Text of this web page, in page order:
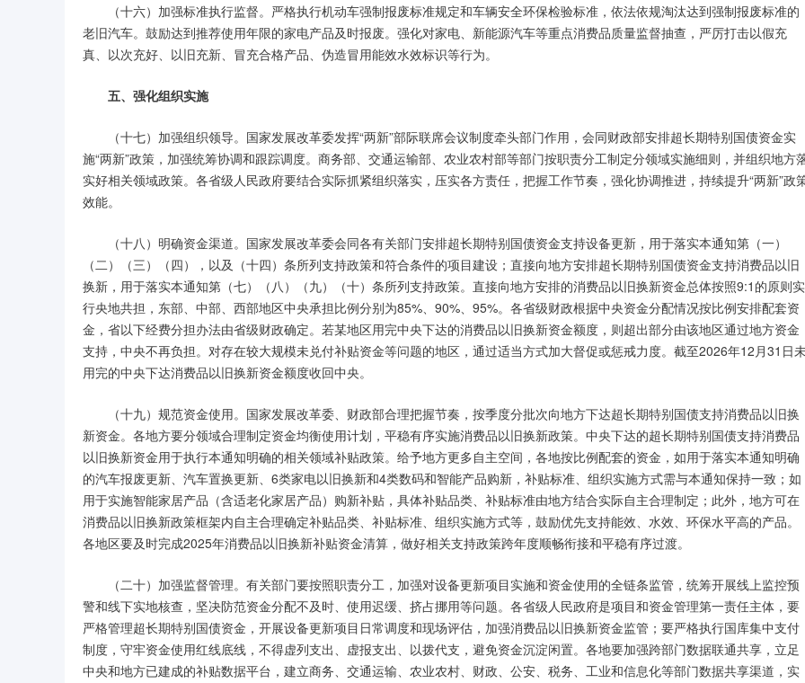
（十六）加强标准执行监督。严格执行机动车强制报废标准规定和车辆安全环保检验标准，依法依规淘汰达到强制报废标准的
老旧汽车。鼓励达到推荐使用年限的家电产品及时报废。强化对家电、新能源汽车等重点消费品质量监督抽查，严厉打击以假充
真、以次充好、以旧充新、冒充合格产品、伪造冒用能效水效标识等行为。
五、强化组织实施
（十七）加强组织领导。国家发展改革委发挥“两新”部际联席会议制度牵头部门作用，会同财政部安排超长期特别国债资金实
施“两新”政策，加强统筹协调和跟踪调度。商务部、交通运输部、农业农村部等部门按职责分工制定分领域实施细则，并组织地方
实好相关领域政策。各省级人民政府要结合实际抓紧组织落实，压实各方责任，把握工作节奏，强化协调推进，持续提升“两新”政
效能。
（十八）明确资金渠道。国家发展改革委会同各有关部门安排超长期特别国债资金支持设备更新，用于落实本通知第（一）
（二）（三）（四），以及（十四）条所列支持政策和符合条件的项目建设；直接向地方安排超长期特别国债资金支持消费品以旧
换新，用于落实本通知第（七）（八）（九）（十）条所列支持政策。直接向地方安排的消费品以旧换新资金总体按照9:1的原则实
行央地共担，东部、中部、西部地区中央承担比例分别为85%、90%、95%。各省级财政根据中央资金分配情况按比例安排配套资
金，省以下经费分担办法由省级财政确定。若某地区用完中央下达的消费品以旧换新资金额度，则超出部分由该地区通过地方资金
支持，中央不再负担。对存在较大规模未兑付补贴资金等问题的地区，通过适当方式加大督促或惩戒力度。截至2026年12月31日
用完的中央下达消费品以旧换新资金额度收回中央。
（十九）规范资金使用。国家发展改革委、财政部合理把握节奏，按季度分批次向地方下达超长期特别国债支持消费品以旧换
新资金。各地方要分领域合理制定资金均衡使用计划，平稳有序实施消费品以旧换新政策。中央下达的超长期特别国债支持消费品
以旧换新资金用于执行本通知明确的相关领域补贴政策。给予地方更多自主空间，各地按比例配套的资金，如用于落实本通知明确
的汽车报废更新、汽车置换更新、6类家电以旧换新和4类数码和智能产品购新，补贴标准、组织实施方式需与本通知保持一致；如
用于实施智能家居产品（含适老化家居产品）购新补贴，具体补贴品类、补贴标准由地方结合实际自主合理制定；此外，地方可在
消费品以旧换新政策框架内自主合理确定补贴品类、补贴标准、组织实施方式等，鼓励优先支持能效、水效、环保水平高的产品。
各地区要及时完成2025年消费品以旧换新补贴资金清算，做好相关支持政策跨年度顺畅衔接和平稳有序过渡。
（二十）加强监督管理。有关部门要按照职责分工，加强对设备更新项目实施和资金使用的全链条监管，统筹开展线上监控预
警和线下实地核查，坚决防范资金分配不及时、使用迟缓、挤占挪用等问题。各省级人民政府是项目和资金管理第一责任主体，要
严格管理超长期特别国债资金，开展设备更新项目日常调度和现场评估，加强消费品以旧换新资金监管；要严格执行国库集中支付
制度，守牢资金使用红线底线，不得虚列支出、虚报支出、以拨代支，避免资金沉淀闲置。各地要加强跨部门数据联通共享，立足
中央和地方已建成的补贴数据平台，建立商务、交通运输、农业农村、财政、公安、税务、工业和信息化等部门数据共享渠道，实